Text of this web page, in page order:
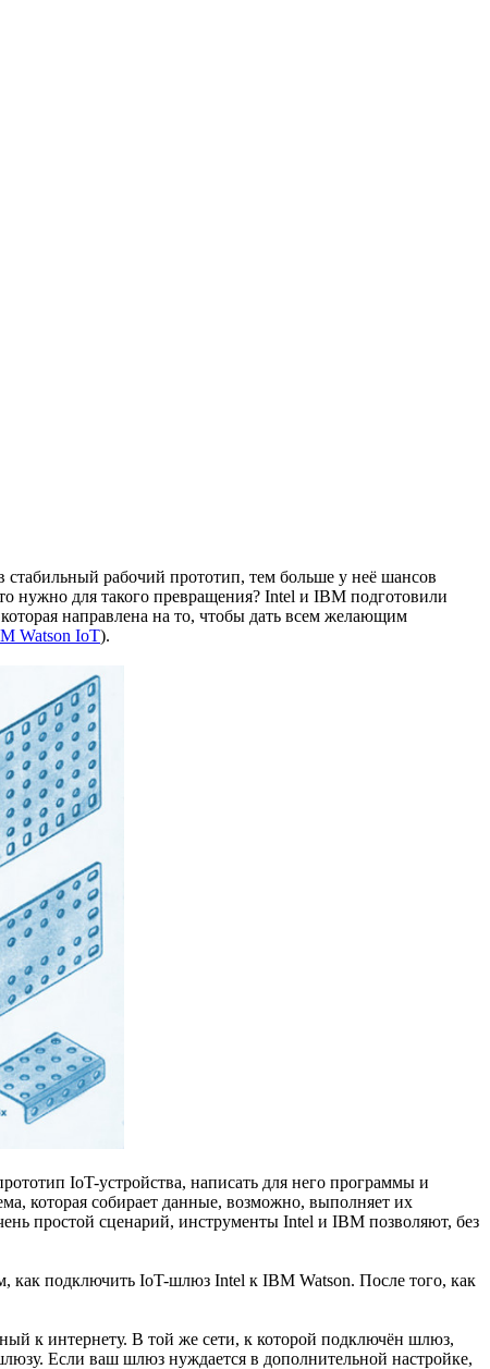
стабильный рабочий прототип, тем больше у неё шансов
нужно для такого превращения? Intel и IBM подготовили
направлена на то, чтобы дать всем желающим
Watson IoT).
IoT-устройства, написать для него программы и
которая собирает данные, возможно, выполняет их
простой сценарий, инструменты Intel и IBM позволяют, без
как подключить IoT-шлюз Intel к IBM Watson. После того, как
к интернету. В той же сети, к которой подключён шлюз,
Если ваш шлюз нуждается в дополнительной настройке,